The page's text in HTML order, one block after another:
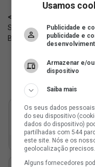
< Anterior
Sorteio das oitavas da
Brasil será nesta terça
Usamos
Publicidade e
publicidade e
Armazenar e/
dispositivo
Saiba mais
Os seus dados
do seu dispositivo
dados do dispositivo)
partilhadas com 544
este site. Nós e os
geolocalização precisos.
Alguns fornecedores